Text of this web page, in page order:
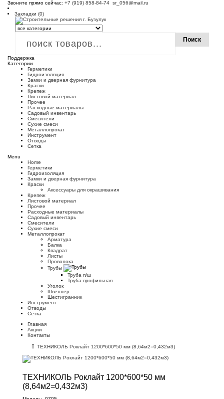
Звоните прямо сейчас: +7 (919) 858-84-74 sr_056@mail.ru
Закладки (0)
Поиск
Поддержка
Категории
Герметики
Гидроизоляция
Замки и дверная фурнитура
Краски
Крепеж
Листовой материал
Прочее
Расходные материалы
Садовый инвентарь
Смесители
Сухие смеси
Металлопрокат
Инструмент
Отводы
Сетка
Menu
Home
Герметики
Гидроизоляция
Замки и дверная фурнитура
Краски
Аксессуары для окрашивания
Крепеж
Листовой материал
Прочее
Расходные материалы
Садовый инвентарь
Смесители
Сухие смеси
Металлопрокат
Арматура
Балка
Квадрат
Листы
Проволока
Трубы
Труба п/ш
Труба профильная
Уголок
Швеллер
Шестигранник
Инструмент
Отводы
Сетка
Главная
Акции
Контакты
ТЕХНИКОЛЬ Роклайт 1200*600*50 мм (8,64м2=0,432м3)
ТЕХНИКОЛЬ Роклайт 1200*600*50 мм
(8,64м2=0,432м3)